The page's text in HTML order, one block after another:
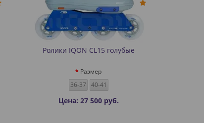
Ролики IQON CL15 голубые
Размер
36-37
40-41
Цена: 27 500 руб.